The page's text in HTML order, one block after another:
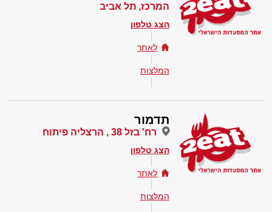
המרכז, תל אביב
הצג טלפון
לאתר
המלצות
תדמור
רח' בזל 38 , הרצליה פיתוח
הצג טלפון
לאתר
המלצות